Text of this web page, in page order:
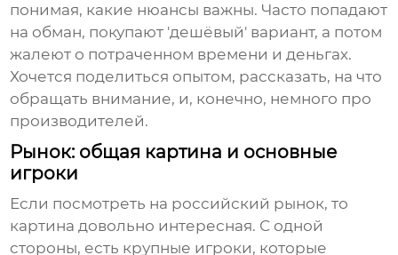
понимая, какие нюансы важны. Часто попадают
на обман, покупают 'дешёвый' вариант, а потом
жалеют о потраченном времени и деньгах.
Хочется поделиться опытом, рассказать, на что
обращать внимание, и, конечно, немного про
производителей.
Рынок: общая картина и основные
игроки
Если посмотреть на российский рынок, то
картина довольно интересная. С одной
стороны, есть крупные игроки, которые